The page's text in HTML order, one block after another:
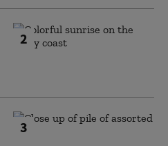
2
3